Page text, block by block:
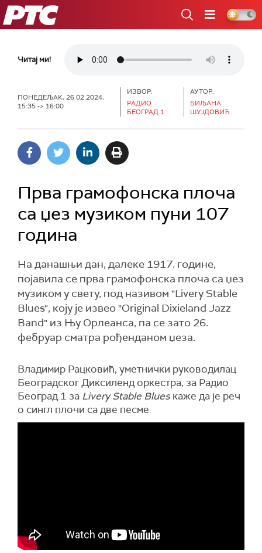
РТС
Читај ми!
ПОНЕДЕЉАК, 26.02.2024,
15:35 -> 16:00
ИЗВОР:
РАДИО
БЕОГРАД 1
АУТОР:
БИЉАНА
ШУЈДОВИЋ
Прва грамофонска плоча
са џез музиком пуни 107
година
На данашњи дан, далеке 1917. године,
појавила се прва грамофонска плоча са џез
музиком у свету, под називом "Livery Stable
Blues", коју је извео "Original Dixieland Jazz
Band" из Њу Орлеанса, па се зато 26.
фебруар сматра рођенданом џеза.
Владимир Рацковић, уметнички руководилац
Београдског Диксиленд оркестра, за Радио
Београд 1 за Livery Stable Bluesкаже да је реч
о сингл плочи са две песме.